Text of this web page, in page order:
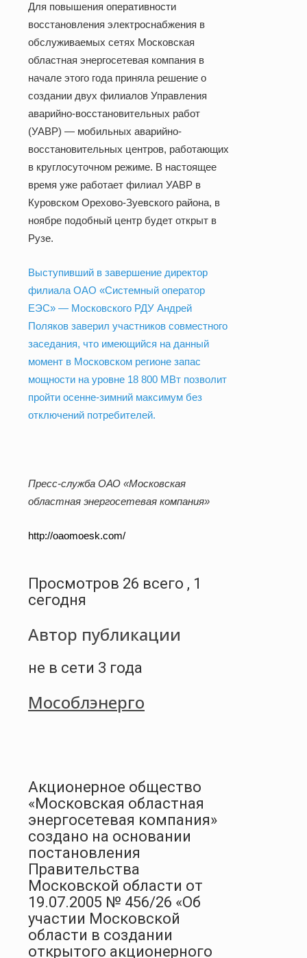
Для повышения оперативности
восстановления электроснабжения в
обслуживаемых сетях Московская
областная энергосетевая компания в
начале этого года приняла решение о
создании двух филиалов Управления
аварийно-восстановительных работ
(УАВР) — мобильных аварийно-
восстановительных центров, работающих
в круглосуточном режиме. В настоящее
время уже работает филиал УАВР в
Куровском Орехово-Зуевского района, в
ноябре подобный центр будет открыт в
Рузе.
Выступивший в завершение директор
филиала ОАО «Системный оператор
ЕЭС» — Московского РДУ Андрей
Поляков заверил участников совместного
заседания, что имеющийся на данный
момент в Московском регионе запас
мощности на уровне 18 800 МВт позволит
пройти осенне-зимний максимум без
отключений потребителей.
Пресс-служба ОАО «Московская
областная энергосетевая компания»
http://oaomoesk.com/
Просмотров 26 всего , 1
сегодня
Автор публикации
не в сети 3 года
Мособлэнерго
Акционерное общество
«Московская областная
энергосетевая компания»
создано на основании
постановления
Правительства
Московской области от
19.07.2005 № 456/26 «Об
участии Московской
области в создании
открытого акционерного